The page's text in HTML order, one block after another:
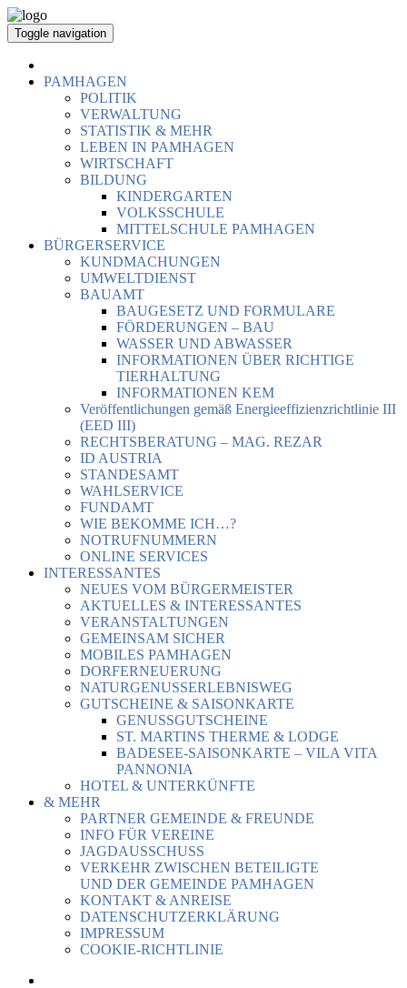
Toggle navigation
PAMHAGEN
POLITIK
VERWALTUNG
STATISTIK & MEHR
LEBEN IN PAMHAGEN
WIRTSCHAFT
BILDUNG
KINDERGARTEN
VOLKSSCHULE
MITTELSCHULE PAMHAGEN
BÜRGERSERVICE
KUNDMACHUNGEN
UMWELTDIENST
BAUAMT
BAUGESETZ UND FORMULARE
FÖRDERUNGEN – BAU
WASSER UND ABWASSER
INFORMATIONEN ÜBER RICHTIGE
TIERHALTUNG
INFORMATIONEN KEM
Veröffentlichungen gemäß Energieeffizienzrichtlinie III
(EED III)
RECHTSBERATUNG – MAG. REZAR
ID AUSTRIA
STANDESAMT
WAHLSERVICE
FUNDAMT
WIE BEKOMME ICH…?
NOTRUFNUMMERN
ONLINE SERVICES
INTERESSANTES
NEUES VOM BÜRGERMEISTER
AKTUELLES & INTERESSANTES
VERANSTALTUNGEN
GEMEINSAM SICHER
MOBILES PAMHAGEN
DORFERNEUERUNG
NATURGENUSSERLEBNISWEG
GUTSCHEINE & SAISONKARTE
GENUSSGUTSCHEINE
ST. MARTINS THERME & LODGE
BADESEE-SAISONKARTE – VILA VITA
PANNONIA
HOTEL & UNTERKÜNFTE
& MEHR
PARTNER GEMEINDE & FREUNDE
INFO FÜR VEREINE
JAGDAUSSCHUSS
VERKEHR ZWISCHEN BETEILIGTE
UND DER GEMEINDE PAMHAGEN
KONTAKT & ANREISE
DATENSCHUTZERKLÄRUNG
IMPRESSUM
COOKIE-RICHTLINIE